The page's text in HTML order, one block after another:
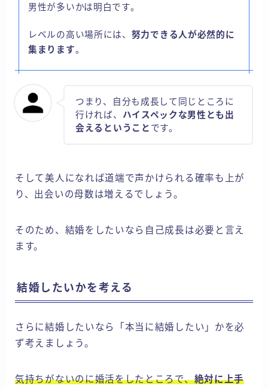
男性が多いかは明白です。
レベルの高い場所には、 努力できる人が必然的に
集まります。
つまり、自分も成長して同じところに
行ければ、 ハイスペックな男性とも出
会えるということ です。
そして美人になれば道端で声かけられる確率も上が
り、出会いの母数は増えるでしょう。
そのため、結婚をしたいなら自己成長は必要と言え
ます。
結婚したいかを考える
さらに結婚したいなら「本当に結婚したい」かを必
ず考えましょう。
気持ちがないのに婚活をしたところで、絶対に上手